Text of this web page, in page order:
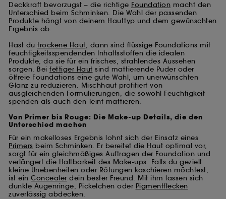
Deckkraft bevorzugst – die richtige Foundation macht den
Unterschied beim Schminken. Die Wahl der passenden
Produkte hängt von deinem Hauttyp und dem gewünschten
Ergebnis ab.
Hast du trockene Haut, dann sind flüssige Foundations mit
feuchtigkeitsspendenden Inhaltsstoffen die idealen
Produkte, da sie für ein frisches, strahlendes Aussehen
sorgen. Bei fettiger Haut sind mattierende Puder oder
ölfreie Foundations eine gute Wahl, um unerwünschten
Glanz zu reduzieren. Mischhaut profitiert von
ausgleichenden Formulierungen, die sowohl Feuchtigkeit
spenden als auch den Teint mattieren.
Von Primer bis Rouge: Die Make-up Details, die den
Unterschied machen
Für ein makelloses Ergebnis lohnt sich der Einsatz eines
Primers beim Schminken. Er bereitet die Haut optimal vor,
sorgt für ein gleichmäßiges Auftragen der Foundation und
verlängert die Haltbarkeit des Make-ups. Falls du gezielt
kleine Unebenheiten oder Rötungen kaschieren möchtest,
ist ein Concealer dein bester Freund. Mit ihm lassen sich
dunkle Augenringe, Pickelchen oder Pigmentflecken
zuverlässig abdecken.